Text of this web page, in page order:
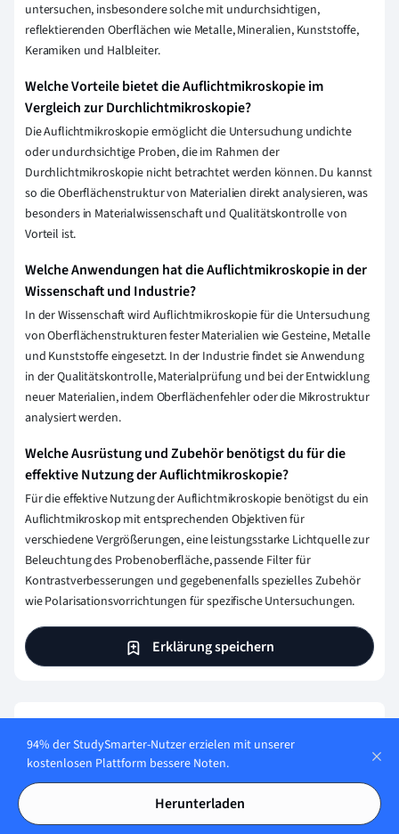
untersuchen, insbesondere solche mit undurchsichtigen,
reflektierenden Oberflächen wie Metalle, Mineralien, Kunststoffe,
Keramiken und Halbleiter.
Welche Vorteile bietet die Auflichtmikroskopie im
Vergleich zur Durchlichtmikroskopie?
Die Auflichtmikroskopie ermöglicht die Untersuchung undichte
oder undurchsichtige Proben, die im Rahmen der
Durchlichtmikroskopie nicht betrachtet werden können. Du kannst
so die Oberflächenstruktur von Materialien direkt analysieren, was
besonders in Materialwissenschaft und Qualitätskontrolle von
Vorteil ist.
Welche Anwendungen hat die Auflichtmikroskopie in der
Wissenschaft und Industrie?
In der Wissenschaft wird Auflichtmikroskopie für die Untersuchung
von Oberflächenstrukturen fester Materialien wie Gesteine, Metalle
und Kunststoffe eingesetzt. In der Industrie findet sie Anwendung
in der Qualitätskontrolle, Materialprüfung und bei der Entwicklung
neuer Materialien, indem Oberflächenfehler oder die Mikrostruktur
analysiert werden.
Welche Ausrüstung und Zubehör benötigst du für die
effektive Nutzung der Auflichtmikroskopie?
Für die effektive Nutzung der Auflichtmikroskopie benötigst du ein
Auflichtmikroskop mit entsprechenden Objektiven für
verschiedene Vergrößerungen, eine leistungsstarke Lichtquelle zur
Beleuchtung des Probenoberfläche, passende Filter für
Kontrastverbesserungen und gegebenenfalls spezielles Zubehör
wie Polarisationsvorrichtungen für spezifische Untersuchungen.
Erklärung speichern
korrekt und vertrauenswürdig ist?
Bei StudySmarter haben wir eine Lernplattform geschaffen,
die Millionen von Studierende unterstützt. Lerne die
Menschen kennen, die hart daran arbeiten, Fakten
94% der StudySmarter-Nutzer erzielen mit unserer
kostenlosen Plattform bessere Noten.
Herunterladen